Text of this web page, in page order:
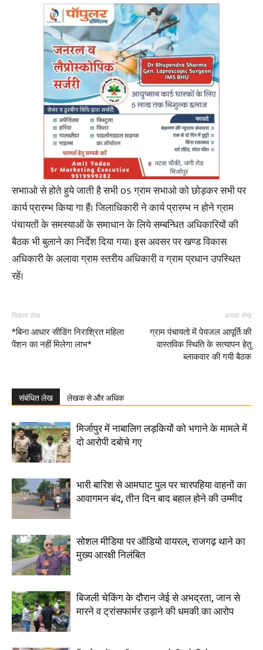
सभााओ से होते हुये जाती है सभी 05 ग्राम सभाओ को छोड़कर सभी पर
कार्य प्रारम्भ किया गा हैं। जिलाधिकारी ने कार्य प्रारम्भ न होने ग्राम
पंचायतों के समस्याओं के समाधान के लिये सम्बन्धित अधिकारियों की
बैठक भी बुलाने का निर्देश दिया गया। इस अवसर पर खण्ड विकास
अधिकारी के अलावा ग्राम स्तरीय अधिकारी व ग्राम प्रधान उपस्थित
रहें।
पिछला लेख
*बिना आधार सीडिंग निराश्रित महिला
पेंशन का नहीं मिलेगा लाभ*
अगला लेख
ग्राम पंचायतो में पेयजल आपूर्ति की
वास्तविक स्थिति के सत्यापन हेतु
ब्लाकवार की गयी बैठक
संबंधित लेख लेखक से और अधिक
मिर्जापुर में नाबालिग लड़कियों को भगाने के मामले में
दो आरोपी दबोचे गए
भारी बारिश से आमघाट पुल पर चारपहिया वाहनों का
आवागमन बंद, तीन दिन बाद बहाल होने की उम्मीद
सोशल मीडिया पर ऑडियो वायरल, राजगढ़ थाने का
मुख्य आरक्षी निलंबित
बिजली चेकिंग के दौरान जेई से अभद्रता, जान से
मारने व ट्रांसफार्मर उड़ाने की धमकी का आरोप